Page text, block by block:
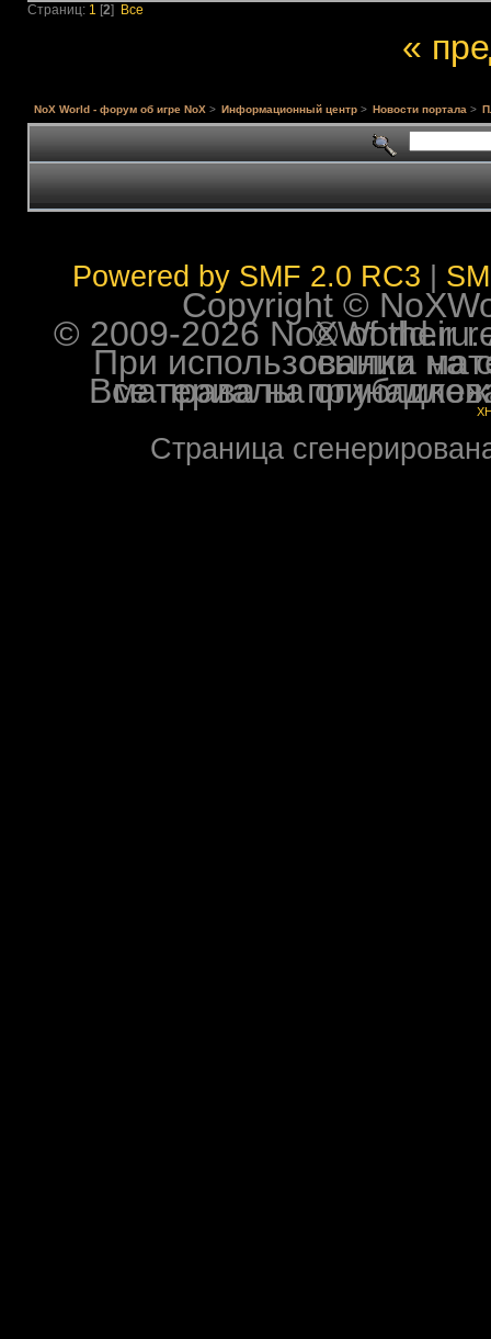
Страниц: 1 [2] Все
«
NoX World - форум об игре NoX > Информационный центр > Новости портала >
Powered by SMF 2.0 RC3
Copyright ©
© 2009-2026 NoXWorld.ru. All
При использовании
Все права на опубликованные на форуме
Страница